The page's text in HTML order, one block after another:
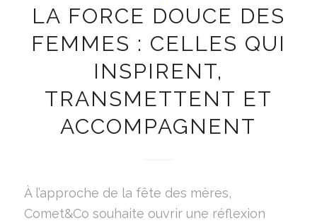
LA FORCE DOUCE DES
FEMMES : CELLES QUI
INSPIRENT,
TRANSMETTENT ET
ACCOMPAGNENT
À l’approche de la fête des mères,
Comet&Co souhaite ouvrir une réflexion